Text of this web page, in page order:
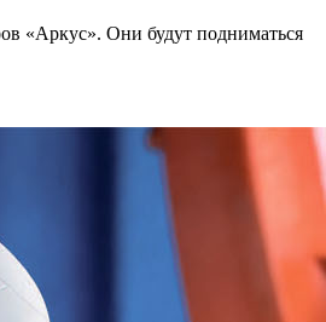
«Аркус». Они будут подниматься